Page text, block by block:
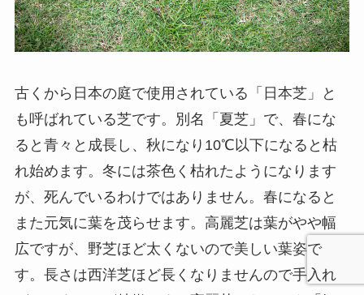
古くから日本の庭で使用されている「日本芝」と
も呼ばれている芝です。別名「夏芝」で、春にな
ると青々と成長し、秋になり10℃以下になると枯
れ始めます。冬には茶色く枯れたようになります
が、死んでいるわけではありません。春になると
また元気に葉を茂らせます。高麗芝は葉がやや幅
広ですが、野芝ほど太くないので美しい葉姿で
す。長さは西洋芝ほど長くなりませんので手入れ